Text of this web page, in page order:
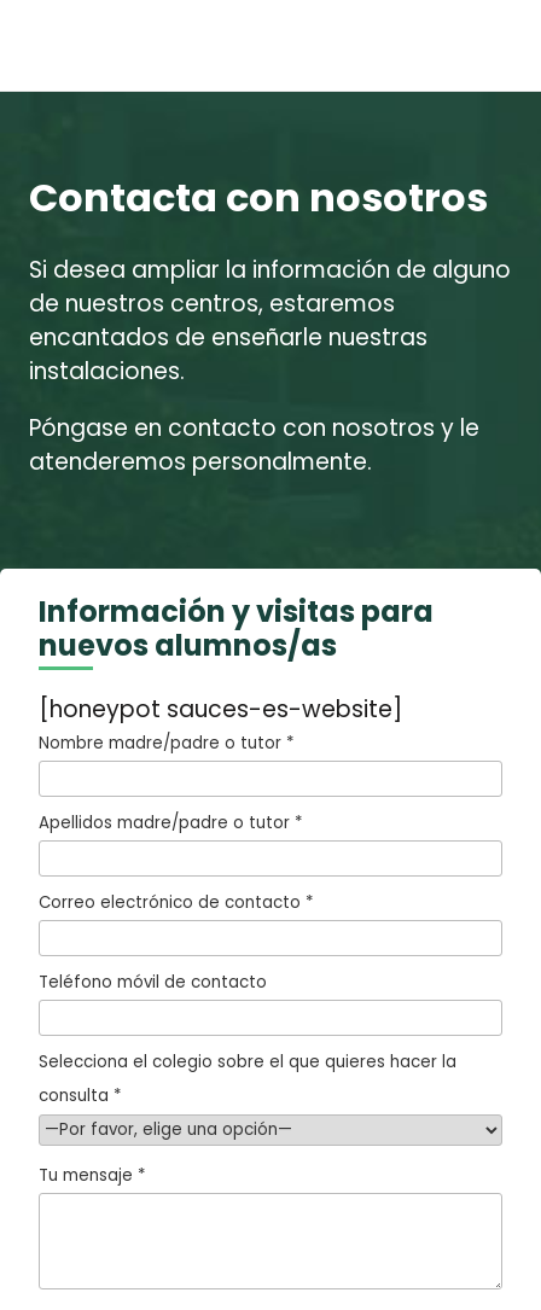
Contacta con nosotros
Si desea ampliar la información de alguno
de nuestros centros, estaremos
encantados de enseñarle nuestras
instalaciones.
Póngase en contacto con nosotros y le
atenderemos personalmente.
Información y visitas para
nuevos alumnos/as
[honeypot sauces-es-website]
Nombre madre/padre o tutor *
Apellidos madre/padre o tutor *
Correo electrónico de contacto *
Teléfono móvil de contacto
Selecciona el colegio sobre el que quieres hacer la
consulta *
Tu mensaje *